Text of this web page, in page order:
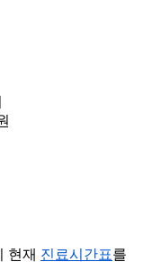
현재 진료시간표를